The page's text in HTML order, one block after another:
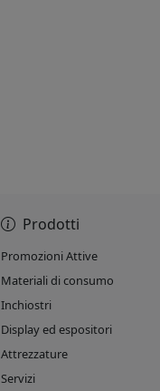
Prodotti
Promozioni Attive
Materiali di consumo
Inchiostri
Display ed espositori
Attrezzature
Servizi